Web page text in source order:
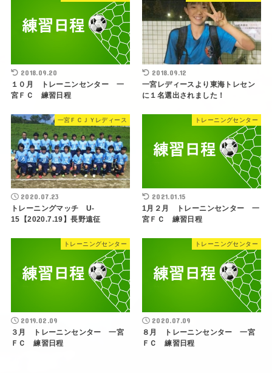
2018.09.20
１０月 トレーニンセンター 一
宮ＦＣ 練習日程
2018.09.12
一宮レディースより東海トレセン
に１名選出されました！
一宮ＦＣＪＹレディース
2020.07.23
トレーニングマッチ U-
15【2020.7.19】長野遠征
トレーニングセンター
2021.01.15
1月２月 トレーニンセンター 一
宮ＦＣ 練習日程
トレーニングセンター
2019.02.09
３月 トレーニンセンター 一宮
ＦＣ 練習日程
トレーニングセンター
2020.07.09
８月 トレーニンセンター 一宮
ＦＣ 練習日程